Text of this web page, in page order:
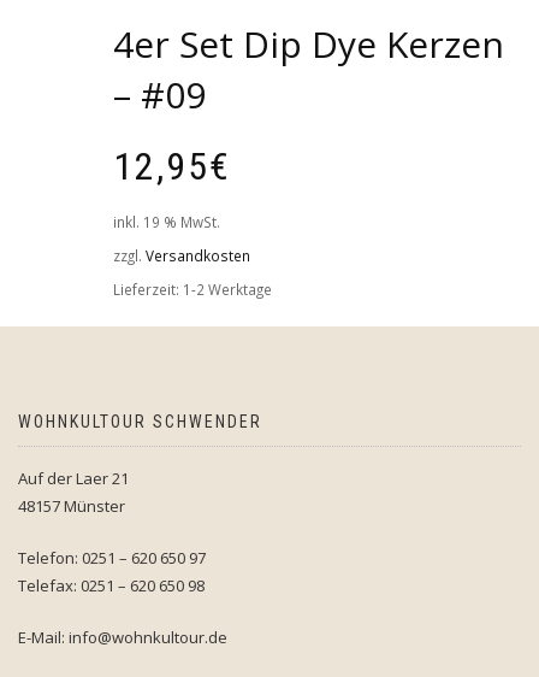
4er Set Dip Dye Kerzen
– #09
12,95€
inkl. 19 % MwSt.
zzgl. Versandkosten
Lieferzeit: 1-2 Werktage
WOHNKULTOUR SCHWENDER
Auf der Laer 21
48157 Münster
Telefon: 0251 – 620 650 97
Telefax: 0251 – 620 650 98
E-Mail: info@wohnkultour.de